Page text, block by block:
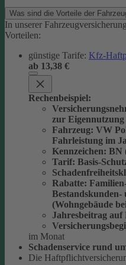
Was sind die Vorteile der
In unserer
Vorteilen:
günstige Tarife: Kfz-
ab 13,38 €
Rechenbeispiel:
zur Eigennutzung
Fahrzeug: VW
Fahrleistung im
Kennzeichen: BN
Tarif: Basis-
Rabatte:
Bestandskunden-
(Wohngebäude
Jahresbeitrag auf
im Monat
Schadenservice rund
Die